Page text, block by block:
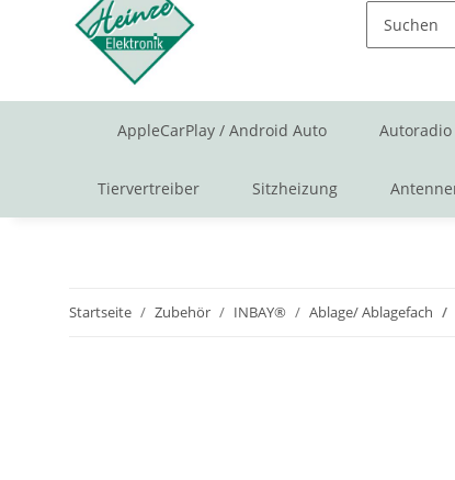
AppleCarPlay / Android Auto Autoradio
Tiervertreiber Sitzheizung
Startseite Zubehör INBAY® Ablage/ Ablagefach